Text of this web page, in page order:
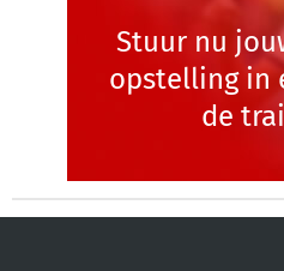
Stuur nu
opstelling in
de